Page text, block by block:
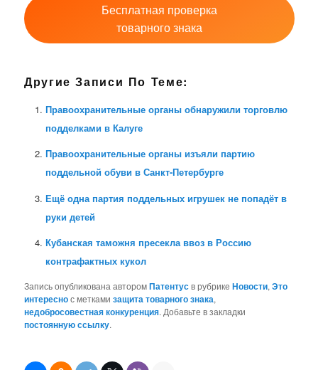
Бесплатная проверка
товарного знака
Другие Записи По Теме:
Правоохранительные органы обнаружили торговлю
подделками в Калуге
Правоохранительные органы изъяли партию
поддельной обуви в Санкт-Петербурге
Ещё одна партия поддельных игрушек не попадёт в
руки детей
Кубанская таможня пресекла ввоз в Россию
контрафактных кукол
Запись опубликована авторомПатентусв рубрикеНовости,Это
интереснос меткамизащита товарного знака,
недобросовестная конкуренция. Добавьте в закладки
постоянную ссылку.